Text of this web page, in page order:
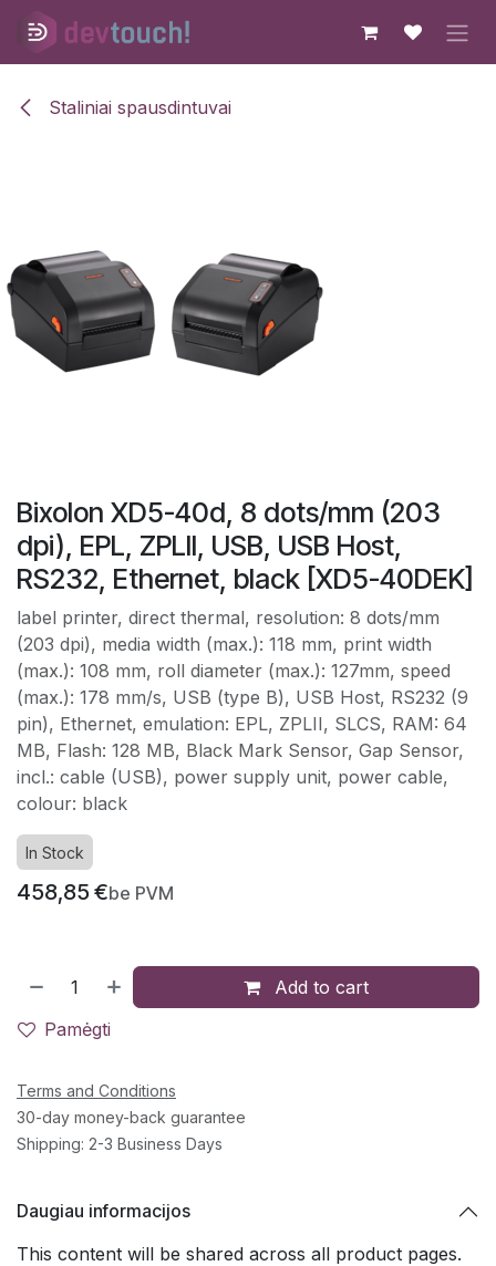
Skip to Content
Staliniai spausdintuvai
Bixolon XD5-40d, 8 dots/mm (203
dpi), EPL, ZPLII, USB, USB Host,
RS232, Ethernet, black [XD5-40DEK]
label printer, direct thermal, resolution: 8 dots/mm
(203 dpi), media width (max.): 118 mm, print width
(max.): 108 mm, roll diameter (max.): 127mm, speed
(max.): 178 mm/s, USB (type B), USB Host, RS232 (9
pin), Ethernet, emulation: EPL, ZPLII, SLCS, RAM: 64
MB, Flash: 128 MB, Black Mark Sensor, Gap Sensor,
incl.: cable (USB), power supply unit, power cable,
colour: black
In Stock
458,85 €be PVM
Add to cart
Pamėgti
Terms and Conditions
30-day money-back guarantee
Shipping: 2-3 Business Days
Daugiau informacijos
This content will be shared across all product pages.